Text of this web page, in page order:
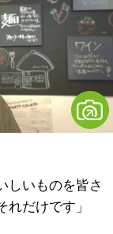
しいものを皆さ
だけです」